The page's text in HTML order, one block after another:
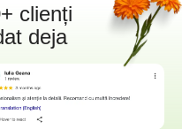
clienți
deja